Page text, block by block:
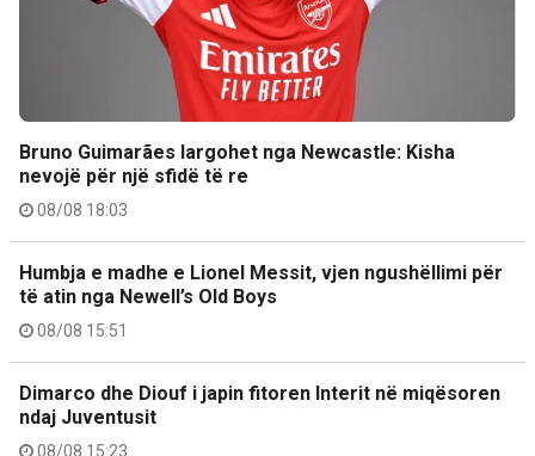
Bruno Guimarães largohet nga Newcastle: Kisha
nevojë për një sfidë të re
08/08 18:03
Humbja e madhe e Lionel Messit, vjen ngushëllimi për
të atin nga Newell’s Old Boys
08/08 15:51
Dimarco dhe Diouf i japin fitoren Interit në miqësoren
ndaj Juventusit
08/08 15:23